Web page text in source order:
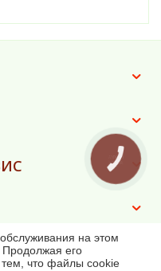
Є.О.)
на этом
его
тем, что файлы cookie
КНОПКА
ЗВ'ЯЗКУ